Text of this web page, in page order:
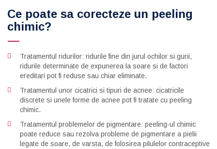
Ce poate sa corecteze un peeling
chimic?
Tratamentul ridurilor: ridurile fine din jurul ochilor si gurii,
ridurile determinate de expunerea la soare si de factori
ereditari pot fi reduse sau chiar eliminate.
Tratamentul unor cicatrici si tipuri de acnee: cicatricile
discrete si unele forme de acnee pot fi tratate cu peeling
chimic.
Tratamentul problemelor de pigmentare: peeling-ul chimic
poate reduce sau rezolva probleme de pigmentare a pielii
legate de soare, de varsta, de folosirea pilulelor contraceptive